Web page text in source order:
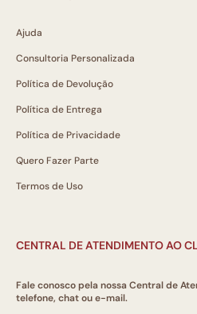
Ajuda
Consultoria Personalizada
Política de Devolução
Política de Entrega
Política de Privacidade
Quero Fazer Parte
Termos de Uso
CENTRAL DE ATENDIMENTO AO
Fale conosco pela nossa Central de
telefone, chat ou e-mail.